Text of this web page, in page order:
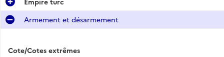
Armement et désarmement
Cote/Cotes extrêmes